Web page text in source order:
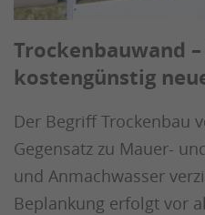
Trockenbauwand
kostengünstig
Der Begriff Trockenbau
Gegensatz zu Mauer-
und Anmachwasser
Beplankung erfolgt vor